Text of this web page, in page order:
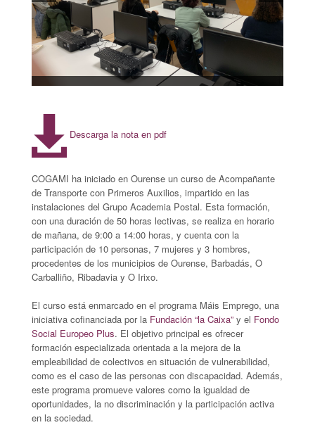
Descarga la nota en pdf
COGAMI ha iniciado en Ourense un curso de Acompañante
de Transporte con Primeros Auxilios, impartido en las
instalaciones del Grupo Academia Postal. Esta formación,
con una duración de 50 horas lectivas, se realiza en horario
de mañana, de 9:00 a 14:00 horas, y cuenta con la
participación de 10 personas, 7 mujeres y 3 hombres,
procedentes de los municipios de Ourense, Barbadás, O
Carballiño, Ribadavia y O Irixo.
El curso está enmarcado en el programa Máis Emprego, una
iniciativa cofinanciada por la Fundación “la Caixa” y el Fondo
Social Europeo Plus. El objetivo principal es ofrecer
formación especializada orientada a la mejora de la
empleabilidad de colectivos en situación de vulnerabilidad,
como es el caso de las personas con discapacidad. Además,
este programa promueve valores como la igualdad de
oportunidades, la no discriminación y la participación activa
en la sociedad.